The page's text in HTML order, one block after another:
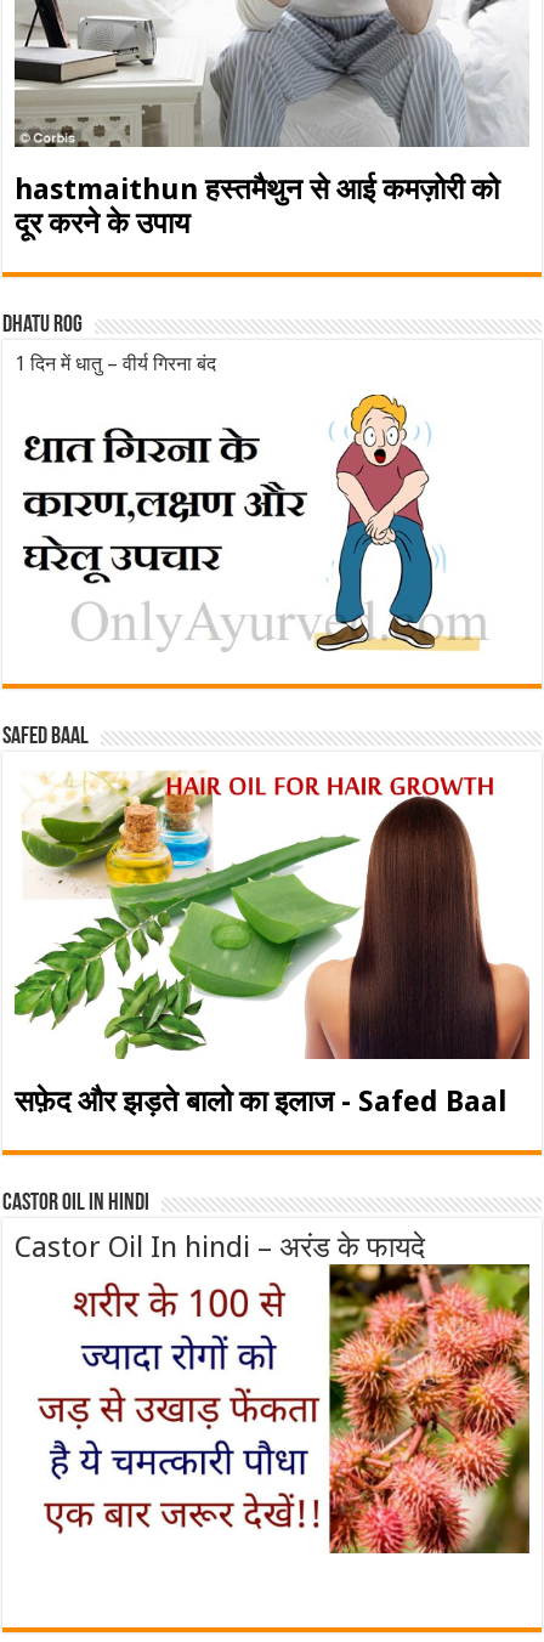
hastmaithun हस्तमैथुन से आई कमज़ोरी को
दूर करने के उपाय
Dhatu rog
1 दिन में धातु – वीर्य गिरना बंद
Safed baal
सफ़ेद और झड़ते बालो का इलाज - Safed Baal
Castor Oil In Hindi
Castor Oil In hindi – अरंड के फायदे